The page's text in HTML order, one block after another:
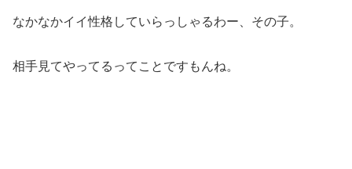
なかなかイイ性格していらっしゃるわー、その子。
相手見てやってるってことですもんね。